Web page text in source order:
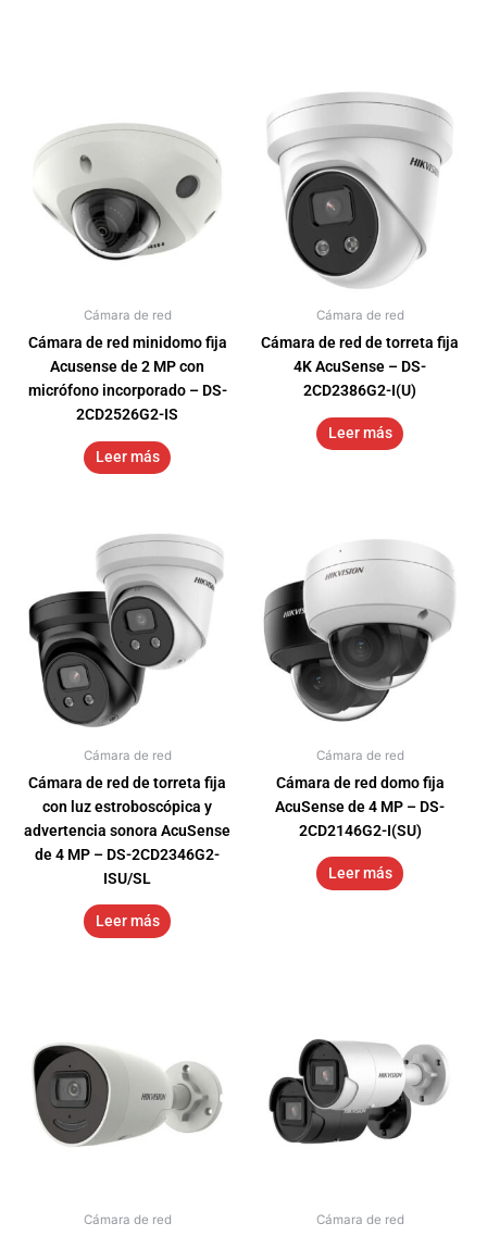
Cámara de red
Cámara de red minidomo fija
Acusense de 2 MP con
micrófono incorporado – DS-
2CD2526G2-IS
Leer más
Cámara de red
Cámara de red de torreta fija
4K AcuSense – DS-
2CD2386G2-I(U)
Leer más
Cámara de red
Cámara de red de torreta fija
con luz estroboscópica y
advertencia sonora AcuSense
de 4 MP – DS-2CD2346G2-
ISU/SL
Leer más
Cámara de red
Cámara de red domo fija
AcuSense de 4 MP – DS-
2CD2146G2-I(SU)
Leer más
Cámara de red Cámara de red